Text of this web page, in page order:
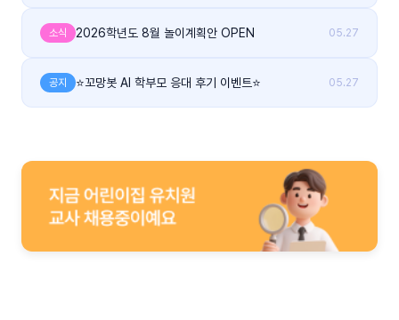
소식 2026학년도 8월 놀이계획안 OPEN 05.27
공지 ⭐꼬망봇 AI 학부모 응대 후기 이벤트⭐ 05.27